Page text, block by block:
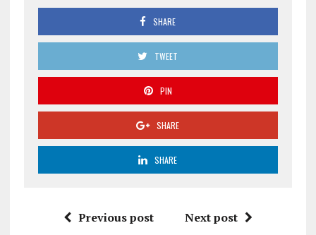
SHARE
TWEET
PIN
SHARE
SHARE
Previous post Next post